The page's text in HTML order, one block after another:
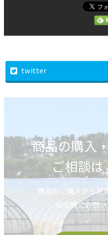
twitter
商品の購入
ご相談
商品のご購入から就
お気軽にお問